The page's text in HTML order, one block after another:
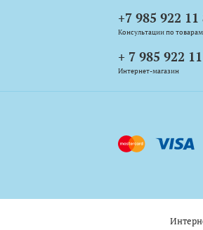
+7 985 922 11
Консультации по
+ 7 985 922
Интернет-магазин